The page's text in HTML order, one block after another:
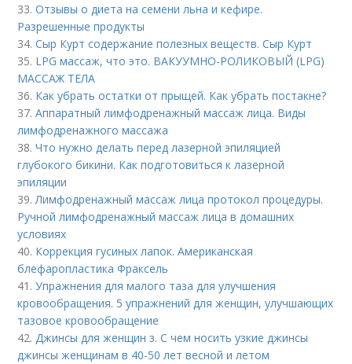
33.Отзывы о диета на семени льна и кефире.
Разрешенные продукты
34.Сыр Курт содержание полезных веществ. Сыр Курт
35. LPG массаж, что это. ВАКУУМНО-РОЛИКОВЫЙ (LPG)
МАССАЖ ТЕЛА
36. Как убрать остатки от прыщей. Как убрать постакне?
37.Аппаратный лимфодренажный массаж лица. Виды
лимфодренажного массажа
38.Что нужно делать перед лазерной эпиляцией
глубокого бикини. Как подготовиться к лазерной
эпиляции
39.Лимфодренажный массаж лица протокол процедуры.
Ручной лимфодренажный массаж лица в домашних
условиях
40. Коррекция гусиных лапок. Американская
блефаропластика Фраксель
41.Упражнения для малого таза для улучшения
кровообращения. 5 упражнений для женщин, улучшающих
тазовое кровообращение
42.Джинсы для женщин з. С чем носить узкие джинсы
джинсы женщинам в 40-50 лет весной и летом